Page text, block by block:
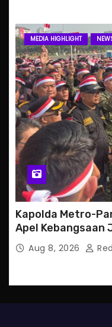
MEDIA HIGHLIGHT
Kapolda Metro-
Apel Kebangsaan
Aug 8, 2026